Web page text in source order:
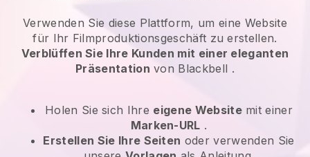
Verwenden Sie diese Plattform, um eine Website
für Ihr Filmproduktionsgeschäft zu erstellen.
Verblüffen Sie Ihre Kunden mit einer eleganten
Präsentation von Blackbell .
Holen Sie sich Ihre eigene Websitemit einer
Marken-URL .
Erstellen Sie Ihre Seiten oder verwenden Sie